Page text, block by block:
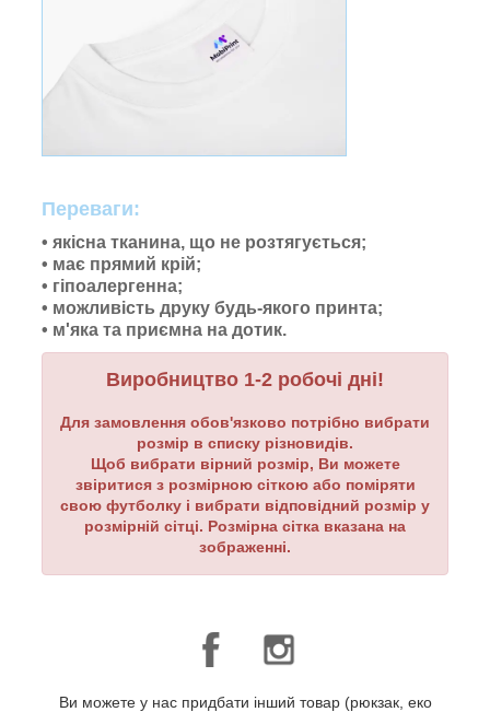
Переваги:
• якісна тканина, що не розтягується;
• має прямий крій;
• гіпоалергенна;
• можливість друку будь-якого принта;
• м'яка та приємна на дотик.
Виробництво 1-2 робочі дні!
Для замовлення обов'язково потрібно вибрати
розмір в списку різновидів.
Щоб вибрати вірний розмір, Ви можете
звіритися з розмірною сіткою або поміряти
свою футболку і вибрати відповідний розмір у
розмірній сітці. Розмірна сітка вказана на
зображенні.
Ви можете у нас придбати інший товар (рюкзак, еко